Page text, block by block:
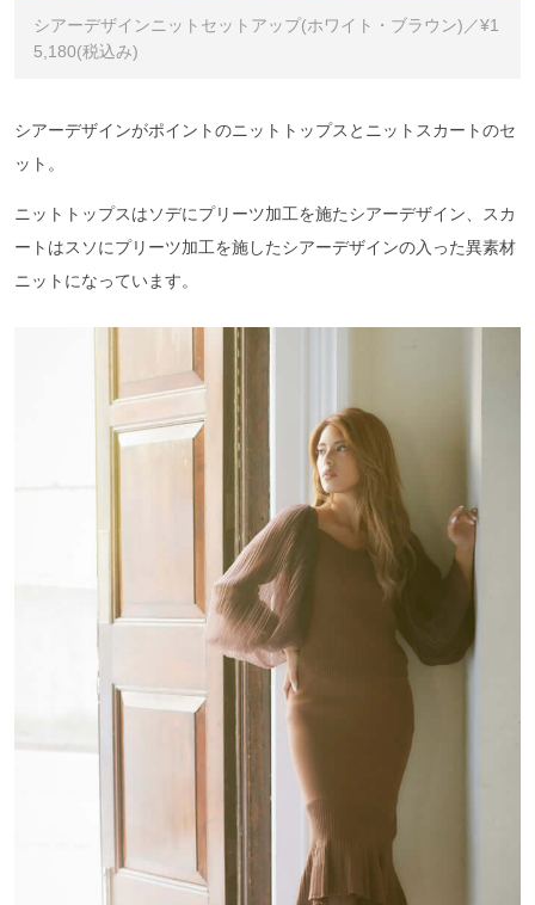
シアーデザインニットセットアップ(ホワイト・ブラウン)／¥1
5,180(税込み)
シアーデザインがポイントのニットトップスとニットスカートのセ
ット。
ニットトップスはソデにプリーツ加工を施たシアーデザイン、スカ
ートはスソにプリーツ加工を施したシアーデザインの入った異素材
ニットになっています。